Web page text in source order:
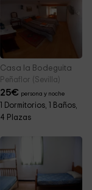
Casa la Bodeguita
Peñaflor (Sevilla)
25€ persona y noche
1 Dormitorios, 1 Baños,
4 Plazas